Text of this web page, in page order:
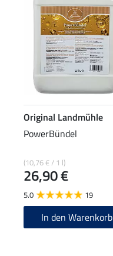
Original Landmühle
PowerBündel
(10,76 € / 1 l)
26,90 €
5.0 19
In den Warenkorb